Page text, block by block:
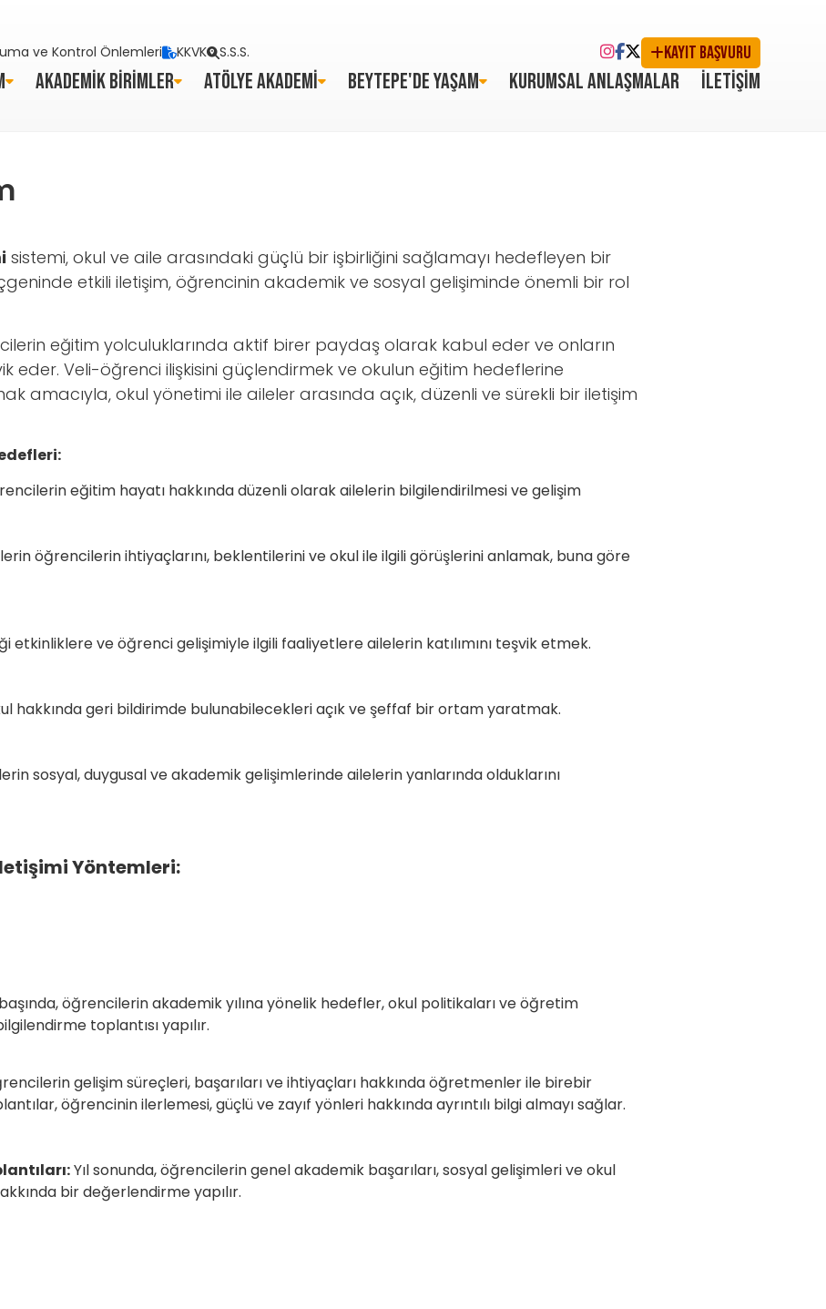
ve Kontrol Önlemleri KKVK S.S.S. KAYIT BAŞVURU
AKADEMİK BİRİMLER ATÖLYE AKADEMİ BEYTEPE'DE YAŞAM KURUMSAL ANLAŞMALAR İLETİŞİM
sistemi, okul ve aile arasındaki güçlü bir işbirliğini sağlamayı hedefleyen bir
etkili iletişim, öğrencinin akademik ve sosyal gelişiminde önemli bir rol
eğitim yolculuklarında aktif birer paydaş olarak kabul eder ve onların
eder. Veli-öğrenci ilişkisini güçlendirmek ve okulun eğitim hedeflerine
amacıyla, okul yönetimi ile aileler arasında açık, düzenli ve sürekli bir iletişim
eğitim hayatı hakkında düzenli olarak ailelerin bilgilendirilmesi ve gelişim
aktarılması.
öğrencilerin ihtiyaçlarını, beklentilerini ve okul ile ilgili görüşlerini anlamak, buna göre
yolları geliştirmek.
etkinliklere ve öğrenci gelişimiyle ilgili faaliyetlere ailelerin katılımını teşvik etmek.
hakkında geri bildirimde bulunabilecekleri açık ve şeffaf bir ortam yaratmak.
sosyal, duygusal ve akademik gelişimlerinde ailelerin yanlarında olduklarını
Yöntemleri:
öğrencilerin akademik yılına yönelik hedefler, okul politikaları ve öğretim
genel bir bilgilendirme toplantısı yapılır.
gelişim süreçleri, başarıları ve ihtiyaçları hakkında öğretmenler ile birebir
öğrencinin ilerlemesi, güçlü ve zayıf yönleri hakkında ayrıntılı bilgi almayı sağlar.
Yıl sonunda, öğrencilerin genel akademik başarıları, sosyal gelişimleri ve okul
bir değerlendirme yapılır.